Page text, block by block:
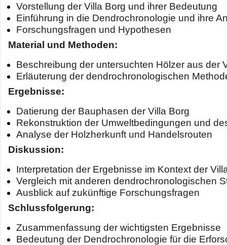
Vorstellung der Villa Borg und ihrer Bedeutung
Einführung in die Dendrochronologie und ihre
Forschungsfragen und Hypothesen
Material und Methoden:
Beschreibung der untersuchten Hölzer aus der
Erläuterung der dendrochronologischen
Ergebnisse:
Datierung der Bauphasen der Villa Borg
Rekonstruktion der Umweltbedingungen und
Analyse der Holzherkunft und Handelsrouten
Diskussion:
Interpretation der Ergebnisse im Kontext der
Vergleich mit anderen dendrochronologischen
Ausblick auf zukünftige Forschungsfragen
Schlussfolgerung:
Zusammenfassung der wichtigsten Ergebnisse
Bedeutung der Dendrochronologie für die